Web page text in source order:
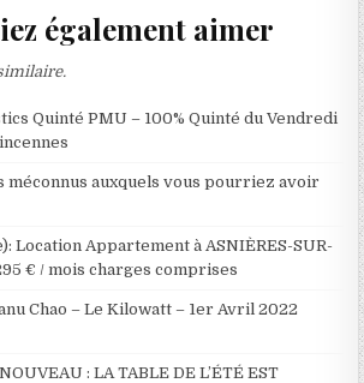
également aimer
Quinté PMU – 100% Quinté du Vendredi
méconnus auxquels vous pourriez avoir
Location Appartement à ASNIÈRES-SUR-
€ / mois charges comprises
Chao – Le Kilowatt – 1er Avril 2022
: LA TABLE DE L’ÉTÉ EST